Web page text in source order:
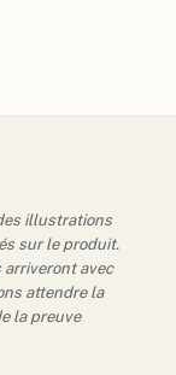
illustrations
sur le produit.
arriveront avec
attendre la
la preuve